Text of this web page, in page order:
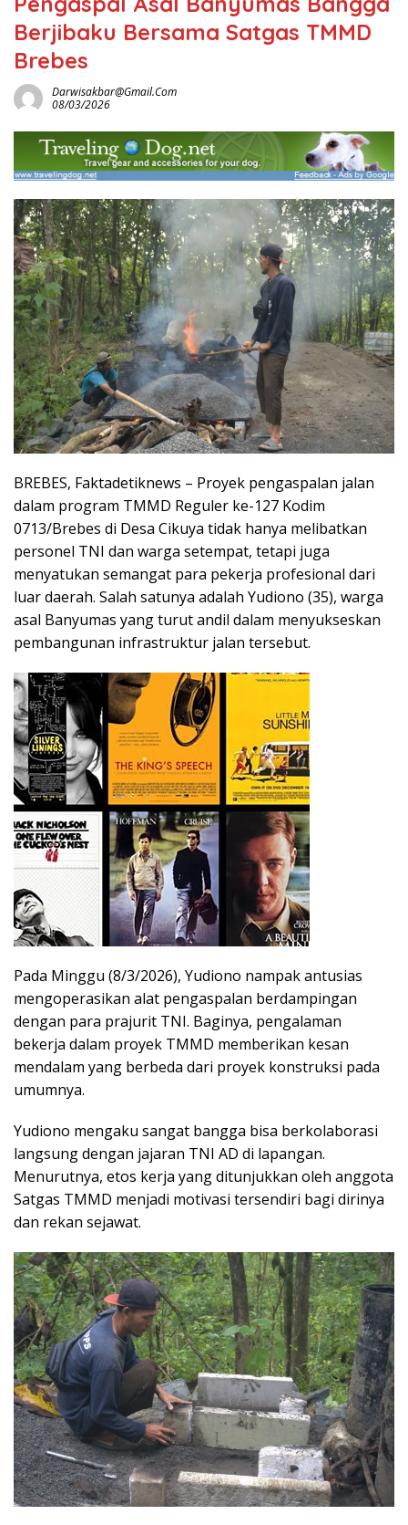
Berjibaku Bersama Satgas TMMD
Brebes
Darwisakbar@gmail.com
08/03/2026
BREBES, Faktadetiknews – Proyek pengaspalan jalan
dalam program TMMD Reguler ke-127 Kodim
0713/Brebes di Desa Cikuya tidak hanya melibatkan
personel TNI dan warga setempat, tetapi juga
menyatukan semangat para pekerja profesional dari
luar daerah. Salah satunya adalah Yudiono (35), warga
asal Banyumas yang turut andil dalam menyukseskan
pembangunan infrastruktur jalan tersebut.
Pada Minggu (8/3/2026), Yudiono nampak antusias
mengoperasikan alat pengaspalan berdampingan
dengan para prajurit TNI. Baginya, pengalaman
bekerja dalam proyek TMMD memberikan kesan
mendalam yang berbeda dari proyek konstruksi pada
umumnya.
Yudiono mengaku sangat bangga bisa berkolaborasi
langsung dengan jajaran TNI AD di lapangan.
Menurutnya, etos kerja yang ditunjukkan oleh anggota
Satgas TMMD menjadi motivasi tersendiri bagi dirinya
dan rekan sejawat.